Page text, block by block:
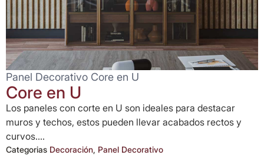
Panel Decorativo Core en U
Core en U
Los paneles con corte en U son ideales para destacar
muros y techos, estos pueden llevar acabados rectos y
curvos....
Categorias Decoración, Panel Decorativo